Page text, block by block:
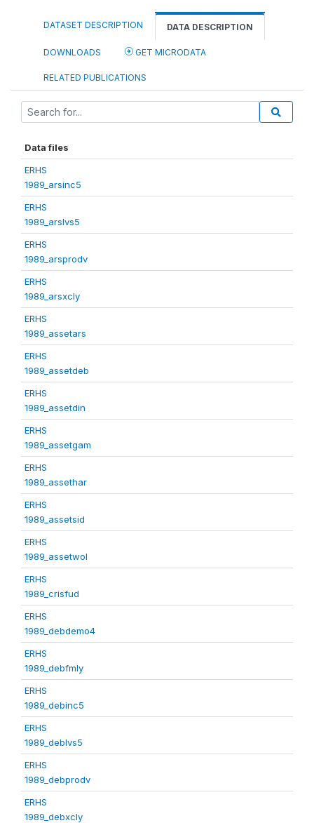
DATASET DESCRIPTION DATA DESCRIPTION
DOWNLOADS GET MICRODATA
RELATED PUBLICATIONS
Data files
ERHS
1989_arsinc5
ERHS
1989_arslvs5
ERHS
1989_arsprodv
ERHS
1989_arsxcly
ERHS
1989_assetars
ERHS
1989_assetdeb
ERHS
1989_assetdin
ERHS
1989_assetgam
ERHS
1989_assethar
ERHS
1989_assetsid
ERHS
1989_assetwol
ERHS
1989_crisfud
ERHS
1989_debdemo4
ERHS
1989_debfmly
ERHS
1989_debinc5
ERHS
1989_deblvs5
ERHS
1989_debprodv
ERHS
1989_debxcly